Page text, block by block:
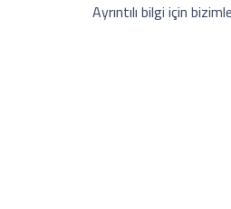
Ayrıntılı bilgi için bizimle